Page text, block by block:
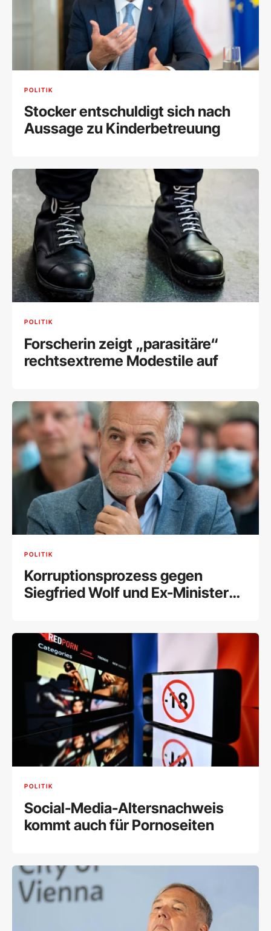
POLITIK
Stocker entschuldigt sich nach
Aussage zu Kinderbetreuung
POLITIK
Forscherin zeigt „parasitäre“
rechtsextreme Modestile auf
POLITIK
Korruptionsprozess gegen
Siegfried Wolf und Ex-Minister
POLITIK
Social-Media-Altersnachweis
kommt auch für Pornoseiten